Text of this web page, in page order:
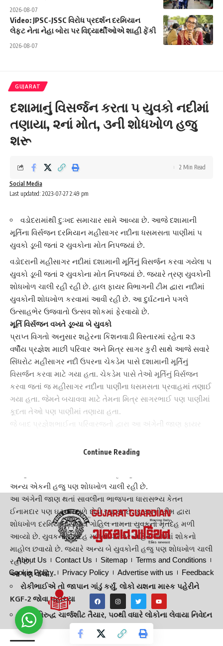
2026-08-07
Video: JPSC-JSSC વિરોધ પ્રદર્શન દરમિયાન
લેફ્ટ નેતા નેહા બોરા પર વિદ્યાર્થીઓએ શાહી ફેંકી
2026-08-07
GUJARAT
દશામાનું વિસર્જન કરતા ૫ યુવકો નદીમાં
તણાયા, ૨નાં મોત, ૩ની શોધખોળ હજુ
શરૂ
Last updated: 2023-07-27 2:49 pm
Social Media
2 Min Read
વડોદરામાંથી દુઃખદ સમાચાર સામે આવ્યા છે. આજે દશામાની
મૂર્તિના વિર્સજન દરમિયાન મહીસાગર નદીના ધસમસતા પાણીમાં ૫
યુવકો ડૂબી જતાં ૨ યુવકોના મોત નિપજ્યાં છે.
વડોદરાની મહીસાગર નદીમાં દશામાની મૂર્તિનું વિસર્જન કરવા ગયેલા ૫
યુવકો ડૂબી જતાં ૨ યુવકોના મોત નિપજ્યાં છે. જ્યારે ત્રણ યુવકોની
શોધખોળ ચાલી રહી રહી છે. હાલ ફાયર વિભાગની ટીમ દ્વારા નદીમાં
યુવકોની શોધખોળ કરવામાં આવી રહી છે. આ દુર્ઘટનાને પગલે
ઉત્સાહભેર ઉજવાતો ઉત્સવ શોકમાં ફેરવાયો છે.
મૂર્તિ વિર્સજન વખતે ડૂબ્યા બે યુવકો
પ્રાપ્ત વિગતો અનુસાર શહેરના કિશનવાડી વિસ્તારમાં રહેતા ૨૩
વર્ષીય પ્રજ્ઞેશ માછી પરિવાર અને મિત્ર સાગર કુરી સાથે આજે સવારે
સિંધરોટ મહીસાગર નદી ઉપરના ચેકડેમ પાસે દશામાની મૂર્તિનું
વિસર્જન કરવા માટે ગયા હતા. ચેકડેમ પાસે તેઓ મૂર્તિનું વિર્સજન
કરવા જતાં જ મહીસાગર નદીના પાણીના ધસમસતા પ્રવાહમાં તણાઈ
ગયા હતા. જેમને બચાવવા માટે તેમના મિત્ર સાગરભાઈ પણ પાણીમાં
કૂદતા તેઓ પણ પાણીમાં તણાયા હતા.
જે બાદ પ્રજ્ઞેશભાઈના પરિવારજનો દ્વારા આ અંગેની જાણ ફાયર
બજાવતા હોવાથી તેમના ડૂબવાની જાણ થતાં જ અન્ય
અન્ય એકની હજુ પણ શોધખોળ ચાલી રહી છે.
આ અંગેની જાણ થતાં સાવલીના ભાજપના ધારાસભ્ય કેતન
ઈનામદાર પણ ઘટનાસ્થળે દોડી આવ્યા છે. ફાયરની ટીમ દ્વારા
શોધખોળ દરમિયાન સંજય ગોહિલ નામના યુવકનો મૃતદેહ મળી
આવ્યો છે. યુવકનો મૃતદેહ મળતા પરિવાર સહિત ગામમાં શોકનો
માહોલ છવાયો છે. જ્યારે અન્ય બે યુવકોની હજુ પણ શોધખોળ ચાલી
રહી છે.
આ પણ વાંચો :-
રોકીભાઈએ તો જાપાન ગાંડું કર્યું, લોકો યશના માસ્ક પહેરીને
KGF-2 જોવા પહોંચ્યા
તથ્ય વિરુદ્ધ ચાર્જશીટ તૈયાર, ૫૦થી વધારે લોકોના લેવાયા નિવેદન
Continue Reading
About Us Contact Us Sitemap
Terms and Conditions
Cookie Policy
Privacy Policy Advertise with us Feedback